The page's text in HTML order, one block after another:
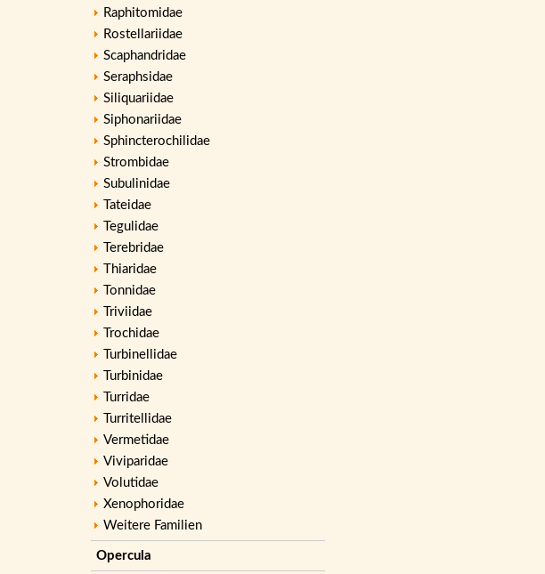
Raphitomidae
Rostellariidae
Scaphandridae
Seraphsidae
Siliquariidae
Siphonariidae
Sphincterochilidae
Strombidae
Subulinidae
Tateidae
Tegulidae
Terebridae
Thiaridae
Tonnidae
Triviidae
Trochidae
Turbinellidae
Turbinidae
Turridae
Turritellidae
Vermetidae
Viviparidae
Volutidae
Xenophoridae
Weitere Familien
Opercula